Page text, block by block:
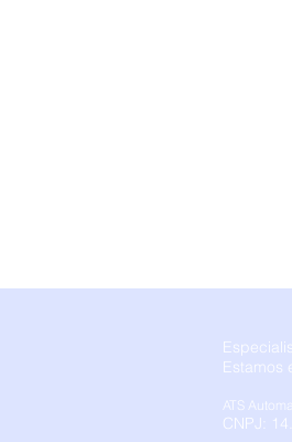
Estamos
ATS
CNPJ: